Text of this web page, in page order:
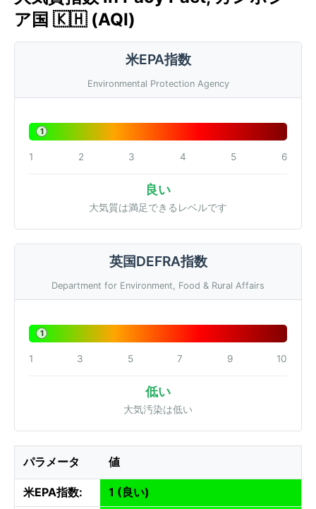
ア国 🇰🇭 (AQI)
米EPA指数
Environmental Protection Agency
1
1 2 3 4 5 6
良い
大気質は満足できるレベルです
英国DEFRA指数
Department for Environment, Food & Rural Affairs
1
1 3 5 7 9 10
低い
大気汚染は低い
パラメータ 値
米EPA指数:
1 (良い)